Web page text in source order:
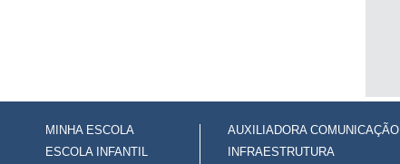
MINHA ESCOLA
ESCOLA INFANTIL
AUXILIADORA COMUNICAÇÃO
INFRAESTRUTURA